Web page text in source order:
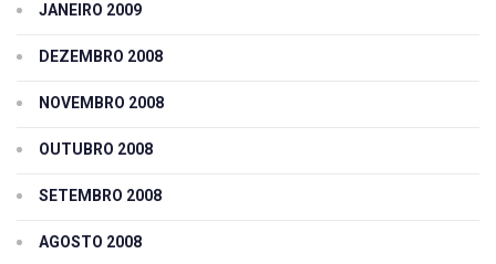
JANEIRO 2009
DEZEMBRO 2008
NOVEMBRO 2008
OUTUBRO 2008
SETEMBRO 2008
AGOSTO 2008